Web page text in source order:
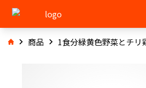
商品 1食分緑黄色野菜とチリ